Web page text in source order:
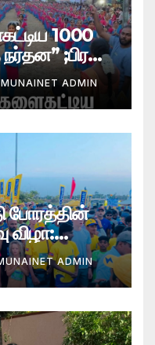
;பிரதி
ADMIN
போரத்தின்
விழா:
ஓட்டத்தில்
ADMIN